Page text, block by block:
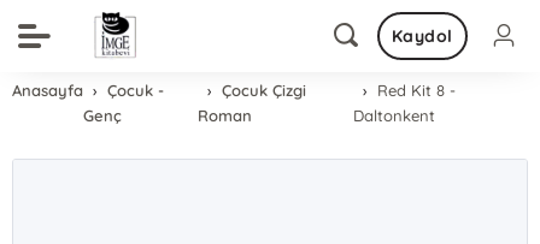
Kaydol
Anasayfa
Çocuk -
Genç
Çocuk Çizgi
Roman
Red Kit 8 -
Daltonkent